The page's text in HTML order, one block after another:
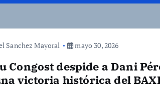
Sanchez Mayoral mayo 30, 2026
Congost despide a Dani
victoria histórica del